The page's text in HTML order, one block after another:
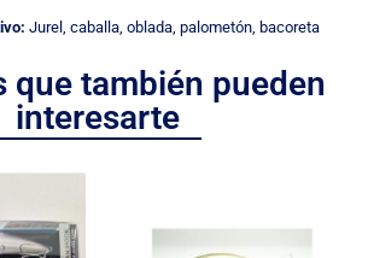
Jurel, caballa, oblada, palometón, bacoreta
que también pueden
interesarte